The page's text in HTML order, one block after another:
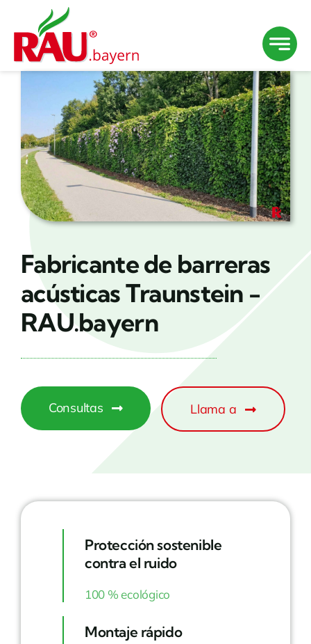
contenido
Fabricante de barreras
acústicas Traunstein -
RAU.bayern
Consultas Llama a
Protección sostenible
contra el ruido
100 % ecológico
Montaje rápido